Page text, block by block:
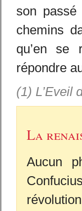
son passé
chemins
qu’en se
répondre
(1) L’Eveil
La
Aucun